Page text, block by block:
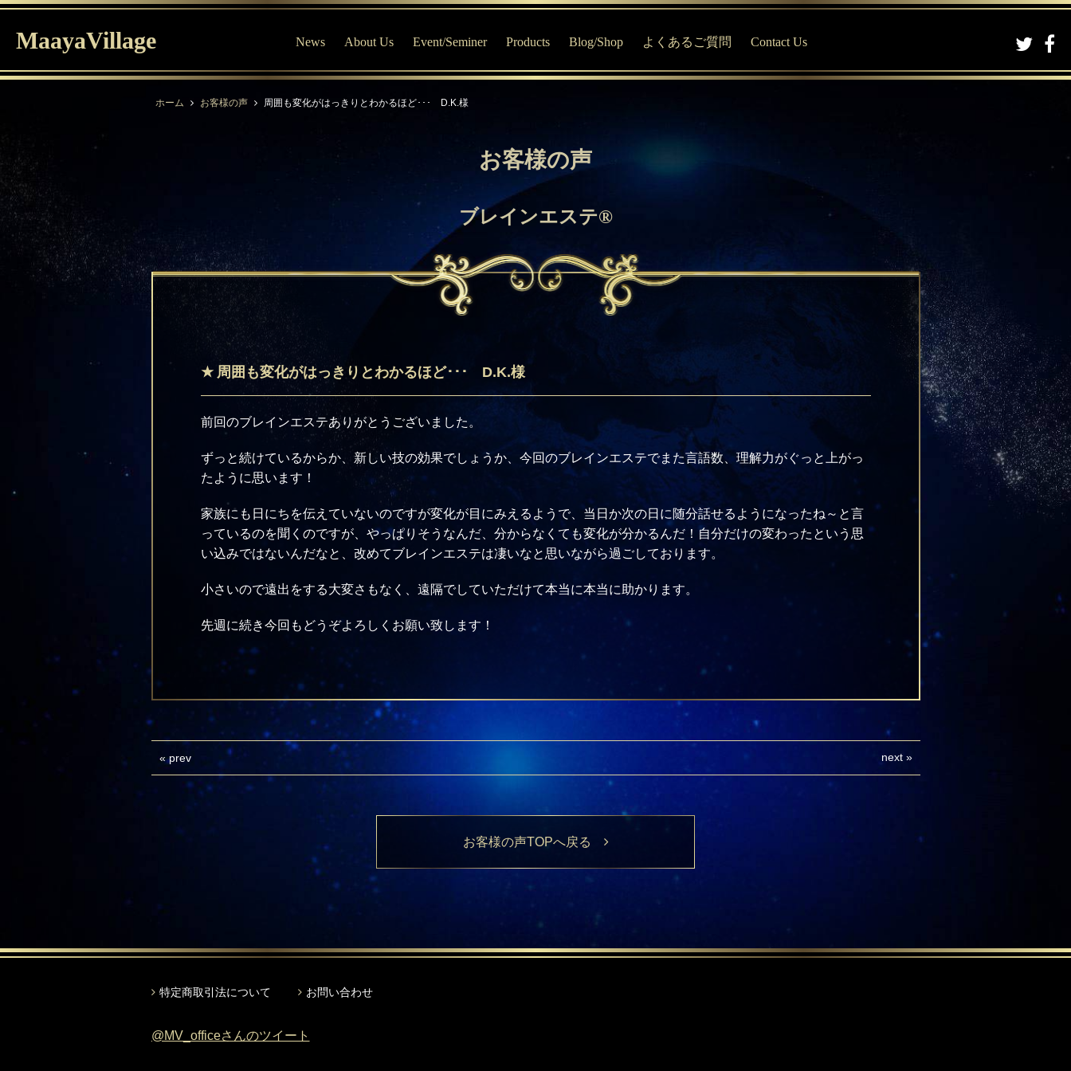
MaayaVillage News About Us
プロフィール
Event/Seminer Products
ブレインエステ®について
MVおすすめチャート診断
Blog/Shop よくあるご質問 Contact Us
ホーム お客様の声 周囲も変化がはっきりとわかるほど･･･ D.K.様
お客様の声
ブレインエステ®
周囲も変化がはっきりとわかるほど･･･ D.K.様
前回のブレインエステありがとうございました。
ずっと続けているからか、新しい技の効果でしょうか、今回のブレインエステでまた言語数、理解力がぐっと上がっ
たように思います！
家族にも日にちを伝えていないのですが変化が目にみえるようで、当日か次の日に随分話せるようになったね～と言
っているのを聞くのですが、やっぱりそうなんだ、分からなくても変化が分かるんだ！自分だけの変わったという思
い込みではないんだなと、改めてブレインエステは凄いなと思いながら過ごしております。
小さいので遠出をする大変さもなく、遠隔でしていただけて本当に本当に助かります。
先週に続き今回もどうぞよろしくお願い致します！
«prev next»
お客様の声TOPへ戻る
特定商取引法について お問い合わせ
@MV_officeさんのツイート